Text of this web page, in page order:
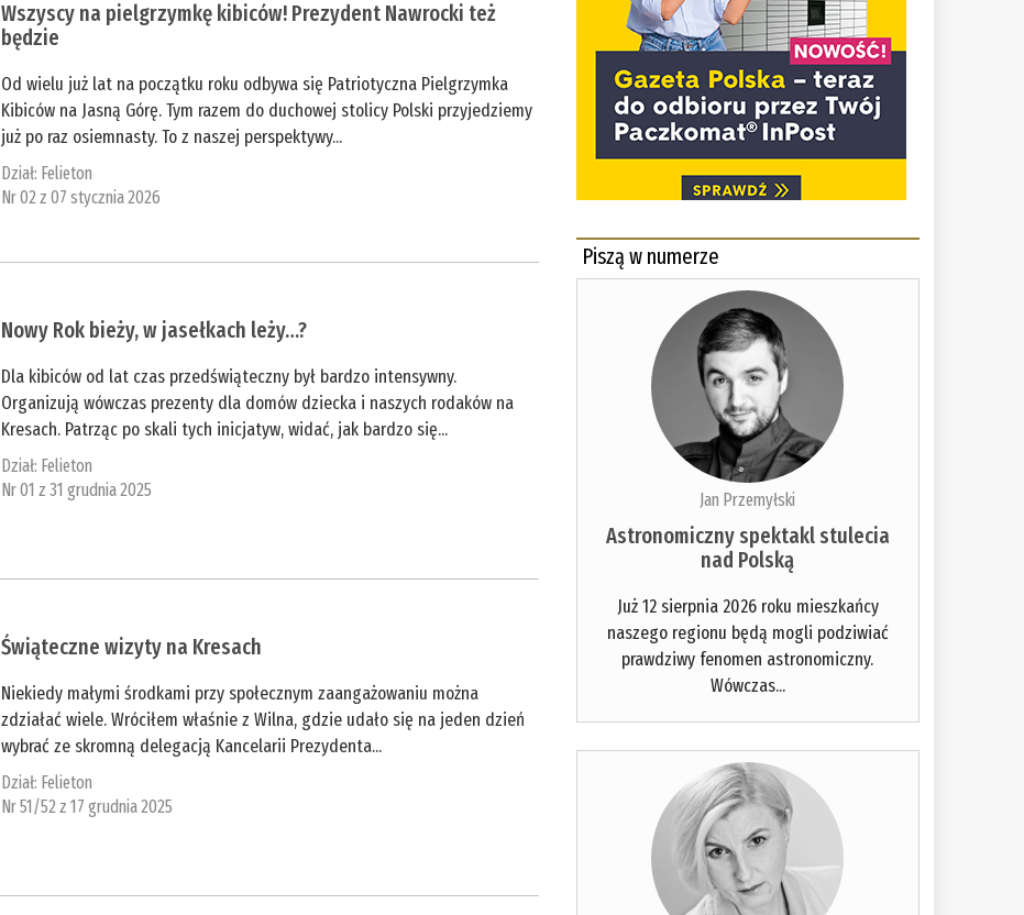
Wszyscy na pielgrzymkę kibiców! Prezydent Nawrocki też
będzie
Od wielu już lat na początku roku odbywa się Patriotyczna Pielgrzymka
Kibiców na Jasną Górę. Tym razem do duchowej stolicy Polski przyjedziemy
już po raz osiemnasty. To z naszej perspektywy...
Dział: Felieton
Nr 02 z 07 stycznia 2026
Nowy Rok bieży, w jasełkach leży…?
Dla kibiców od lat czas przedświąteczny był bardzo intensywny.
Organizują wówczas prezenty dla domów dziecka i naszych rodaków na
Kresach. Patrząc po skali tych inicjatyw, widać, jak bardzo się...
Dział: Felieton
Nr 01 z 31 grudnia 2025
Świąteczne wizyty na Kresach
Niekiedy małymi środkami przy społecznym zaangażowaniu można
zdziałać wiele. Wróciłem właśnie z Wilna, gdzie udało się na jeden dzień
wybrać ze skromną delegacją Kancelarii Prezydenta...
Dział: Felieton
Nr 51/52 z 17 grudnia 2025
Piszą w numerze
Jan Przemyłski
Astronomiczny spektakl stulecia
nad Polską
Już 12 sierpnia 2026 roku mieszkańcy
naszego regionu będą mogli podziwiać
prawdziwy fenomen astronomiczny.
Wówczas...